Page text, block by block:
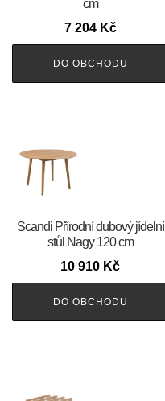
cm
7 204 Kč
DO OBCHODU
Scandi Přírodní dubový jídelní
stůl Nagy 120 cm
10 910 Kč
DO OBCHODU